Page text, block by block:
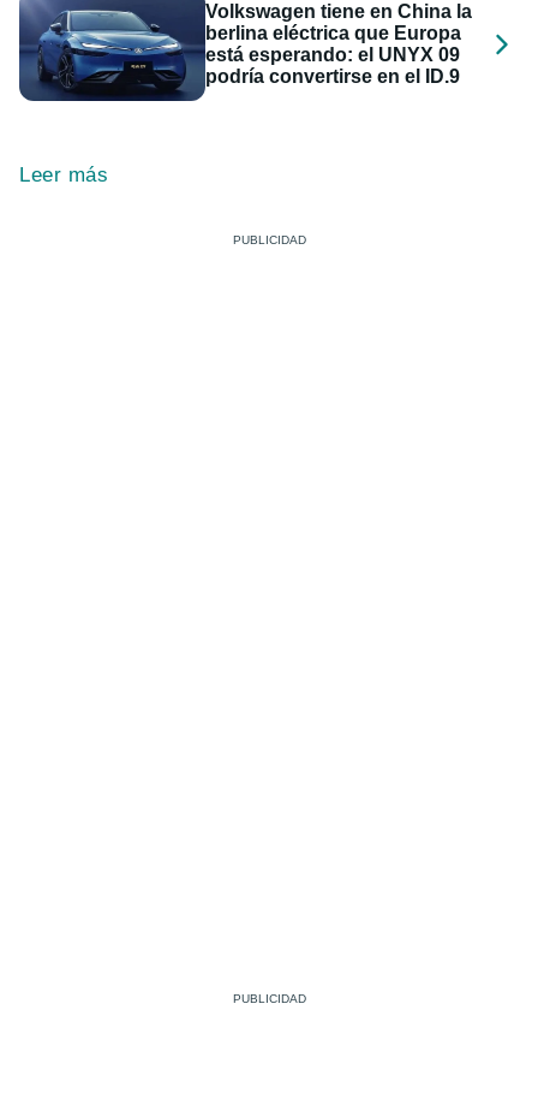
Volkswagen tiene en China la
berlina eléctrica que Europa
está esperando: el UNYX 09
podría convertirse en el ID.9
Leer más